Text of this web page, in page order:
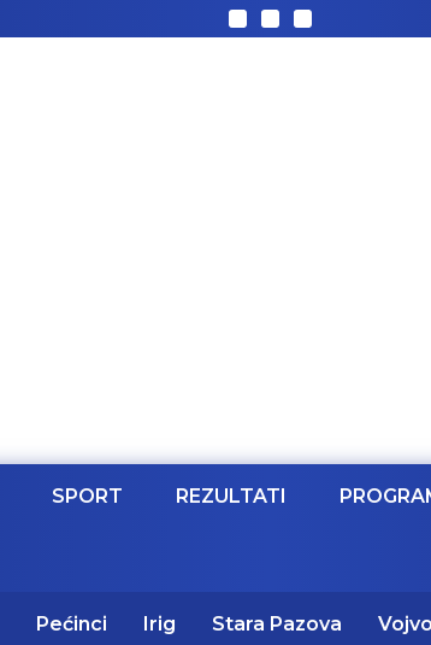
SPORT REZULTATI
Pećinci Irig Stara Pazova